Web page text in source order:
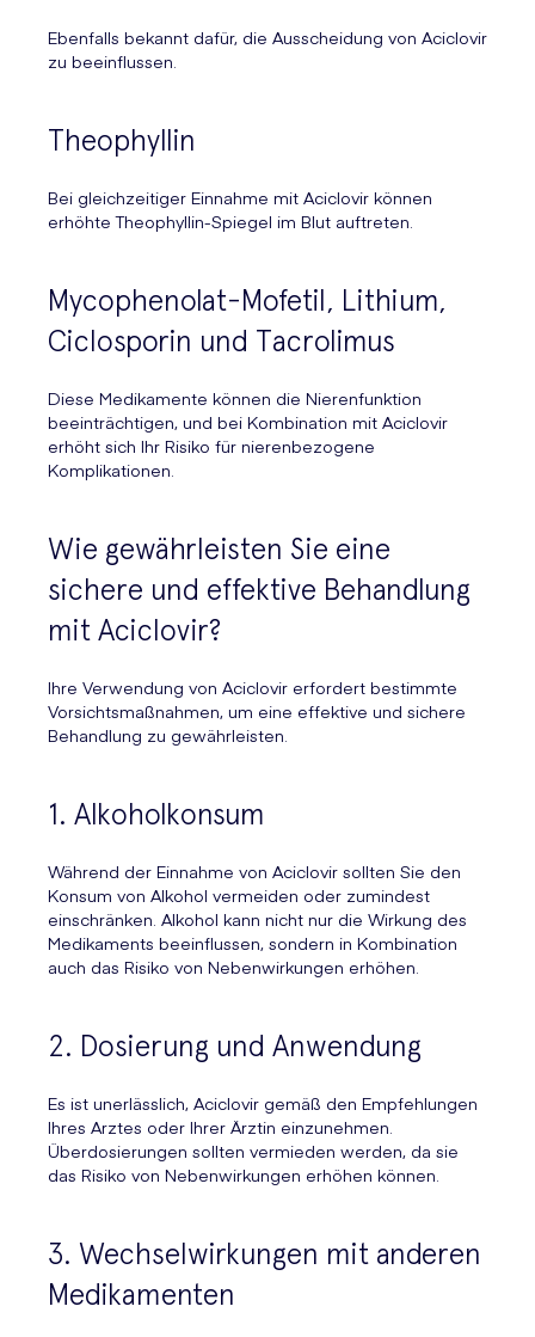
Ebenfalls bekannt dafür, die Ausscheidung von Aciclovir
zu beeinflussen.
Theophyllin
Bei gleichzeitiger Einnahme mit Aciclovir können
erhöhte Theophyllin-Spiegel im Blut auftreten.
Mycophenolat-Mofetil, Lithium,
Ciclosporin und Tacrolimus
Diese Medikamente können die Nierenfunktion
beeinträchtigen, und bei Kombination mit Aciclovir
erhöht sich Ihr Risiko für nierenbezogene
Komplikationen.
Wie gewährleisten Sie eine
sichere und effektive Behandlung
mit Aciclovir?
Ihre Verwendung von Aciclovir erfordert bestimmte
Vorsichtsmaßnahmen, um eine effektive und sichere
Behandlung zu gewährleisten.
1. Alkoholkonsum
Während der Einnahme von Aciclovir sollten Sie den
Konsum von Alkohol vermeiden oder zumindest
einschränken. Alkohol kann nicht nur die Wirkung des
Medikaments beeinflussen, sondern in Kombination
auch das Risiko von Nebenwirkungen erhöhen.
2. Dosierung und Anwendung
Es ist unerlässlich, Aciclovir gemäß den Empfehlungen
Ihres Arztes oder Ihrer Ärztin einzunehmen.
Überdosierungen sollten vermieden werden, da sie
das Risiko von Nebenwirkungen erhöhen können.
3. Wechselwirkungen mit anderen
Medikamenten